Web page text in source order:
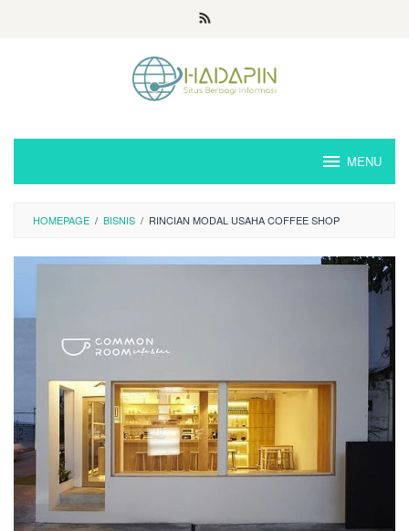
MENU
HOMEPAGE / BISNIS / RINCIAN MODAL USAHA COFFEE SHOP